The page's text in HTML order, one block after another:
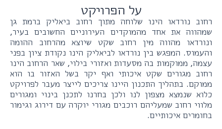
על הפרויקט
רחוב נורדאו הינו שלוחה מתוך רחוב ביאליק ברמת גן
שמהווה את אחד מהמוקדים העירוניים החשובים בעיר,
ונורדאו מהווה מין רחוב שקט שיוצא מהרחוב ההומה
והעמוס. המפגש בין נורדאו לביאליק הינו נקודת ציון בפני
עצמה, ממוקמות בה מסעדות ואזורי בילוי, שאר הרחוב הינו
רחוב מגורים שקט איכותי ואף יקר בשל האזור בו הוא
ממוקם. בתהליך התכנון היינו צריכים לייצר מעבר לפרויקט
כלוא שנמצא מצפון לנו ולכן בחרנו לתכנן בינוי ומגורים
מלווי רחוב שמעליהם רוכבים מגורי יוקרה עם דירוג וגימור
בחומרים איכותיים.